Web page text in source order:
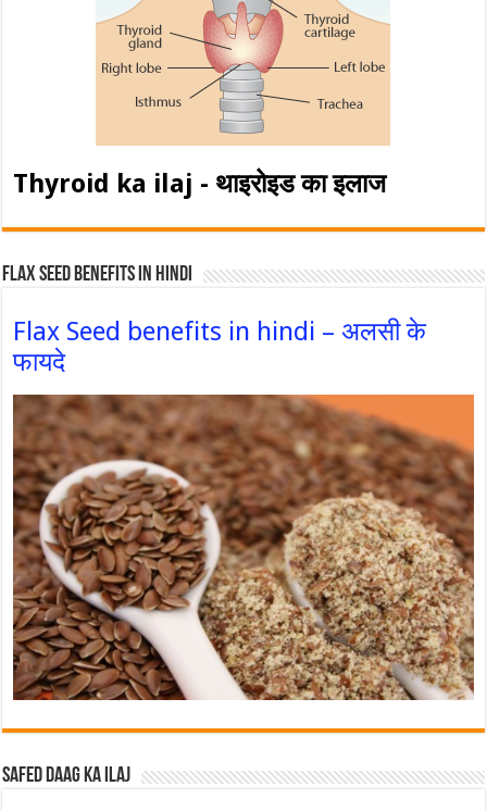
Thyroid ka ilaj - थाइरोइड का इलाज
Flax Seed Benefits in hindi
Flax Seed benefits in hindi – अलसी के
फायदे
Safed Daag ka ilaj